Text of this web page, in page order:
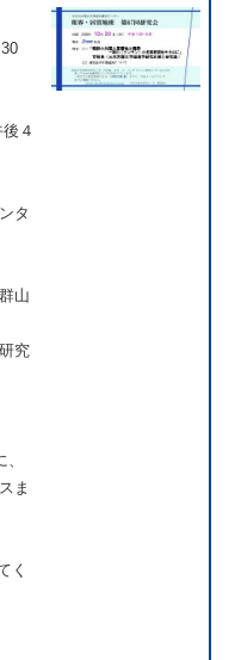
４
タ
山
究
ま
く